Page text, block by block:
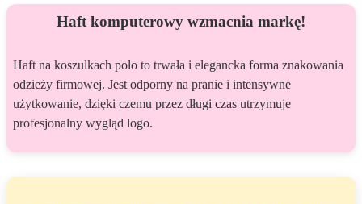
Haft komputerowy wzmacnia markę!
Haft na koszulkach polo to trwała i elegancka forma znakowania
odzieży firmowej. Jest odporny na pranie i intensywne
użytkowanie, dzięki czemu przez długi czas utrzymuje
profesjonalny wygląd logo.